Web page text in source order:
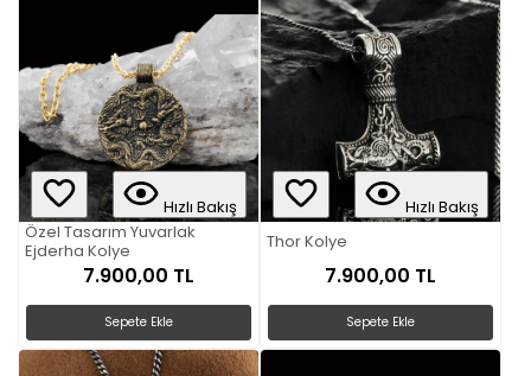
Hızlı Bakış
Özel Tasarım Yuvarlak
Ejderha Kolye
7.900,00 TL
Sepete Ekle
Hızlı Bakış
Thor Kolye
7.900,00 TL
Sepete Ekle